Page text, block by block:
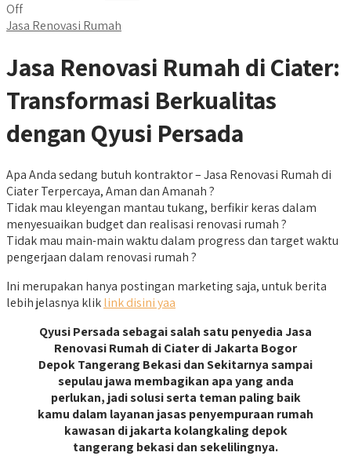
Off
Jasa Renovasi Rumah
Jasa Renovasi Rumah di Ciater:
Transformasi Berkualitas
dengan Qyusi Persada
Apa Anda sedang butuh kontraktor – Jasa Renovasi Rumah di
Ciater Terpercaya, Aman dan Amanah ?
Tidak mau kleyengan mantau tukang, berfikir keras dalam
menyesuaikan budget dan realisasi renovasi rumah ?
Tidak mau main-main waktu dalam progress dan target waktu
pengerjaan dalam renovasi rumah ?
Ini merupakan hanya postingan marketing saja, untuk berita
lebih jelasnya kliklink disini yaa
Qyusi Persada sebagai salah satu penyedia Jasa
Renovasi Rumah di Ciater di Jakarta Bogor
Depok Tangerang Bekasi dan Sekitarnya sampai
sepulau jawa membagikan apa yang anda
perlukan, jadi solusi serta teman paling baik
kamu dalam layanan jasas penyempuraan rumah
kawasan di jakarta kolangkaling depok
tangerang bekasi dan sekelilingnya.